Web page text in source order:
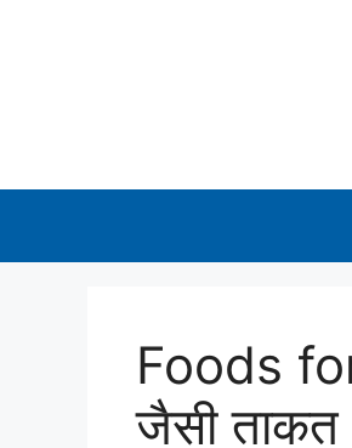
Foods
जैसी